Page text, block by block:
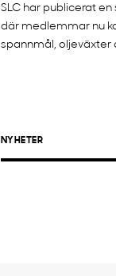
SLC har publicerat
där medlemmar nu
spannmål, oljeväxter
NYHETER